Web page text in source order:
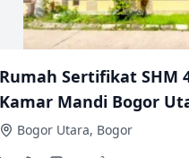
Rumah Sertifikat SHM
Kamar Mandi Bogor
Bogor Utara, Bogor